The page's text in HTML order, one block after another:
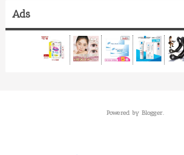
Ads
Powered by Blogger.